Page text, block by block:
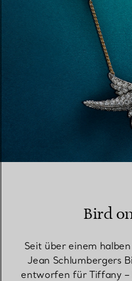
Bird
Seit über einem
Jean Schlumbergers
entworfen für Tiffany –